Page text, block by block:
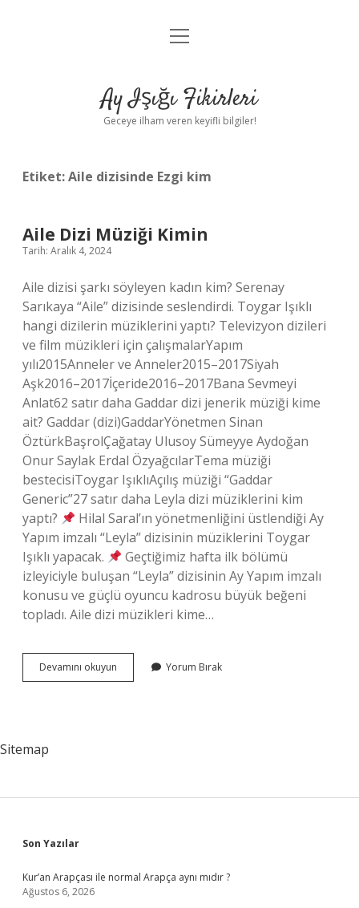
Anasayfa
Yasal Uyarı
menüyü
Ay Işığı Fikirleri
Geceye ilham veren keyifli bilgiler!
Etiket:Aile dizisinde Ezgi kim
Aile Dizi Müziği Kimin
Tarih: Aralık 4, 2024
Aile dizisi şarkı söyleyen kadın kim? Serenay
Sarıkaya “Aile” dizisinde seslendirdi. Toygar Işıklı
hangi dizilerin müziklerini yaptı? Televizyon dizileri
ve film müzikleri için çalışmalarYapım
yılı2015Anneler ve Anneler2015–2017Siyah
Aşk2016–2017İçeride2016–2017Bana Sevmeyi
Anlat62 satır daha Gaddar dizi jenerik müziği kime
ait? Gaddar (dizi)GaddarYönetmen Sinan
ÖztürkBaşrolÇağatay Ulusoy Sümeyye Aydoğan
Onur Saylak Erdal ÖzyağcılarTema müziği
bestecisiToygar IşıklıAçılış müziği “Gaddar
Generic”27 satır daha Leyla dizi müziklerini kim
yaptı?
Hilal Saral’ın yönetmenliğini üstlendiği Ay
Yapım imzalı “Leyla” dizisinin müziklerini Toygar
Işıklı yapacak.
Geçtiğimiz hafta ilk bölümü
izleyiciyle buluşan “Leyla” dizisinin Ay Yapım imzalı
konusu ve güçlü oyuncu kadrosu büyük beğeni
topladı. Aile dizi müzikleri kime…
Devamını okuyun
Dizi
Yorum Bırak
Sitemap
Sidebar
Son Yazılar
Kur’an Arapçası ile normal Arapça aynı mıdır ?
Ağustos 6, 2026